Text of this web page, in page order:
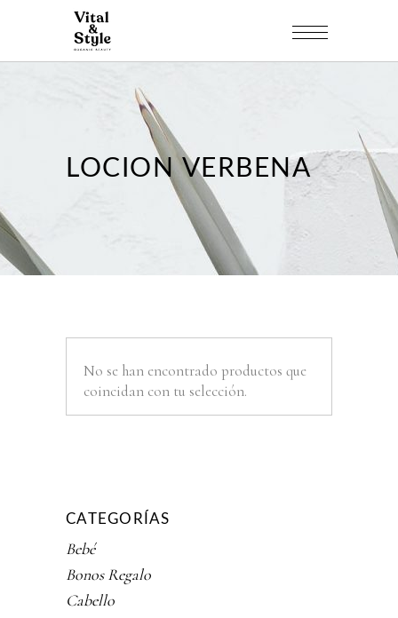
LOCION VERBENA
No se han encontrado productos que
coincidan con tu selección.
CATEGORÍAS
Bebé
Bonos Regalo
Cabello